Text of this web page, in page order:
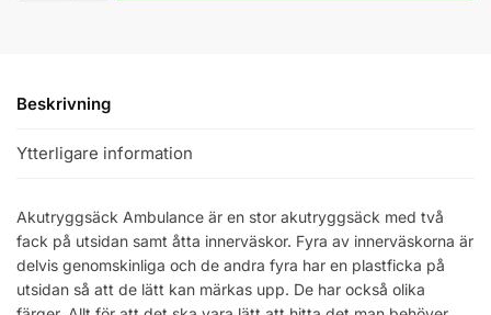
Beskrivning
Ytterligare information
Akutryggsäck Ambulance är en stor akutryggsäck med två
fack på utsidan samt åtta innerväskor. Fyra av innerväskorna är
delvis genomskinliga och de andra fyra har en plastficka på
utsidan så att de lätt kan märkas upp. De har också olika